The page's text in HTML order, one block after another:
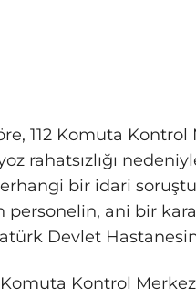
112 Komuta
rahatsızlığı
bir idari
personelin, ani bir
Devlet
Kontrol